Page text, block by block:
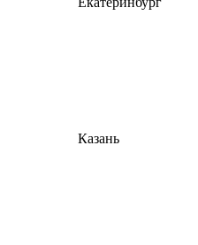
Казань